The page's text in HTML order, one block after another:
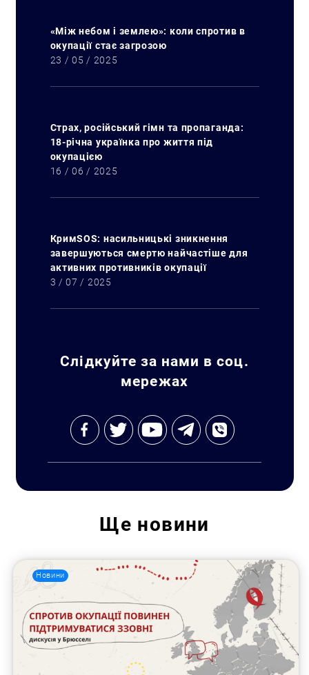
«Між небом і землею»: коли спротив в
окупації стає загрозою
23 / 05 / 2025
Страх, російський гімн та пропаганда:
18-річна українка про життя під
окупацією
16 / 06 / 2025
КримSOS: насильницькі зникнення
завершуються смертю найчастіше для
активних противників окупації
3 / 07 / 2025
Слідкуйте за нами в соц.
мережах
Ще новини
Новини